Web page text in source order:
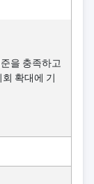
을 충족하고
확대에 기